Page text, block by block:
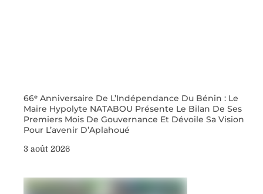
66ᵉ Anniversaire De L’Indépendance Du Bénin : Le
Maire Hypolyte NATABOU Présente Le Bilan De Ses
Premiers Mois De Gouvernance Et Dévoile Sa Vision
Pour L’avenir D’Aplahoué
3 août 2026